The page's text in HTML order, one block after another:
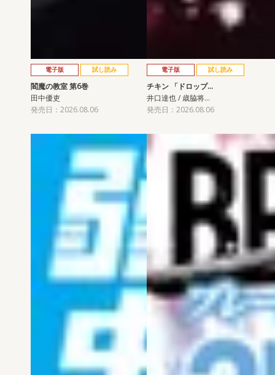
電子版 試し読み
閻魔の教室 第6巻
田中優吏
発売日：2026.08.06
電子版 試し読み
チキン 「ドロップ…
井口達也 / 歳脇将…
発売日：2026.08.06